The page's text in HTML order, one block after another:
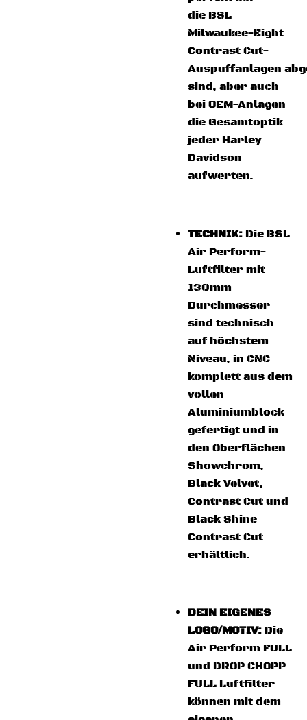
die BSL
Milwaukee-Eight
Contrast Cut-
Auspuffanlagen
sind, aber auch
bei OEM-Anlagen
die Gesamtoptik
jeder Harley
Davidson
aufwerten.
TECHNIK: Die BSL
Air Perform-
Luftfilter mit
130mm
Durchmesser
sind technisch
auf höchstem
Niveau, in CNC
komplett aus dem
vollen
Aluminiumblock
gefertigt und in
den Oberflächen
Showchrom,
Black Velvet,
Contrast Cut und
Black Shine
Contrast Cut
erhältlich.
DEIN EIGENES
LOGO/MOTIV: Die
Air Perform FULL
und DROP CHOPP
FULL Luftfilter
können mit dem